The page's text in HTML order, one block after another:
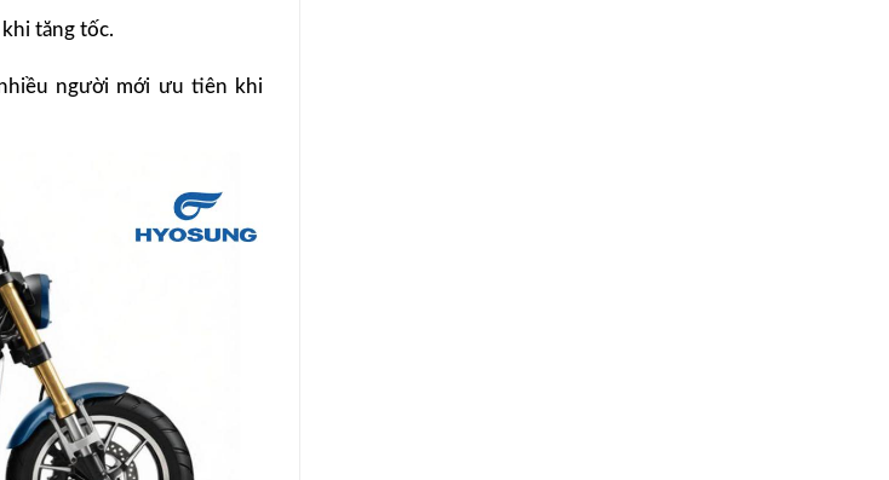
tăng tốc.
người mới ưu tiên khi